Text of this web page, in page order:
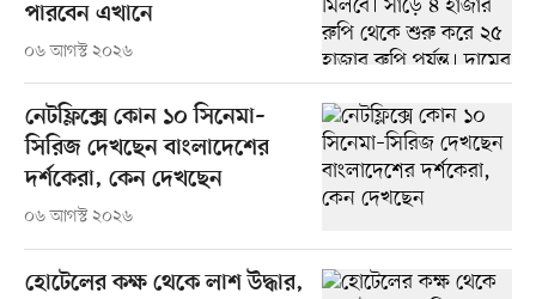
পারবেন এখানে
০৬ আগস্ট ২০২৬
নেটফ্লিক্সে কোন ১০ সিনেমা–
সিরিজ দেখছেন বাংলাদেশের
দর্শকেরা, কেন দেখছেন
০৬ আগস্ট ২০২৬
হোটেলের কক্ষ থেকে লাশ উদ্ধার,